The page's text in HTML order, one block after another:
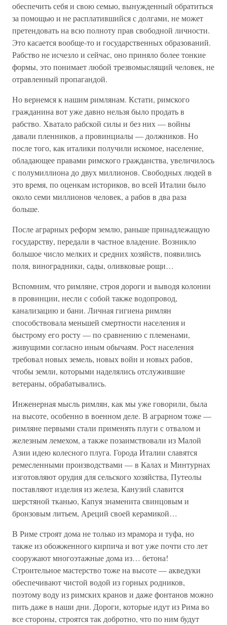
обеспечить себя и свою семью, вынужденный обратиться
за помощью и не расплатившийся с долгами, не может
претендовать на всю полноту прав свободной личности.
Это касается вообще-то и государственных образований.
Рабство не исчезло и сейчас, оно приняло более тонкие
формы, это понимает любой трезвомыслящий человек, не
отравленный пропагандой.
Но вернемся к нашим римлянам. Кстати, римского
гражданина вот уже давно нельзя было продать в
рабство. Хватало рабской силы и без них — войны
давали пленников, а провинциалы — должников. Но
после того, как италики получили искомое, население,
обладающее правами римского гражданства, увеличилось
с полумиллиона до двух миллионов. Свободных людей в
это время, по оценкам историков, во всей Италии было
около семи миллионов человек, а рабов в два раза
больше.
После аграрных реформ землю, раньше принадлежащую
государству, передали в частное владение. Возникло
большое число мелких и средних хозяйств, появились
поля, виноградники, сады, оливковые рощи…
Вспомним, что римляне, строя дороги и выводя колонии
в провинции, несли с собой также водопровод,
канализацию и бани. Личная гигиена римлян
способствовала меньшей смертности населения и
быстрому его росту — по сравнению с племенами,
живущими согласно иным обычаям. Рост населения
требовал новых земель, новых войн и новых рабов,
чтобы земли, которыми наделялись отслужившие
ветераны, обрабатывались.
Инженерная мысль римлян, как мы уже говорили, была
на высоте, особенно в военном деле. В аграрном тоже —
римляне первыми стали применять плуги с отвалом и
железным лемехом, а также позаимствовали из Малой
Азии идею колесного плуга. Города Италии славятся
ремесленными производствами — в Калах и Минтурнах
изготовляют орудия для сельского хозяйства, Путеолы
поставляют изделия из железа, Канузий славится
шерстяной тканью, Капуя знаменита свинцовым и
бронзовым литьем, Ареций своей керамикой…
В Риме строят дома не только из мрамора и туфа, но
также из обожженного кирпича и вот уже почти сто лет
сооружают многоэтажные дома из… бетона!
Строительное мастерство тоже на высоте — акведуки
обеспечивают чистой водой из горных родников,
поэтому воду из римских кранов и даже фонтанов можно
пить даже в наши дни. Дороги, которые идут из Рима во
все стороны, строятся так добротно, что по ним будут